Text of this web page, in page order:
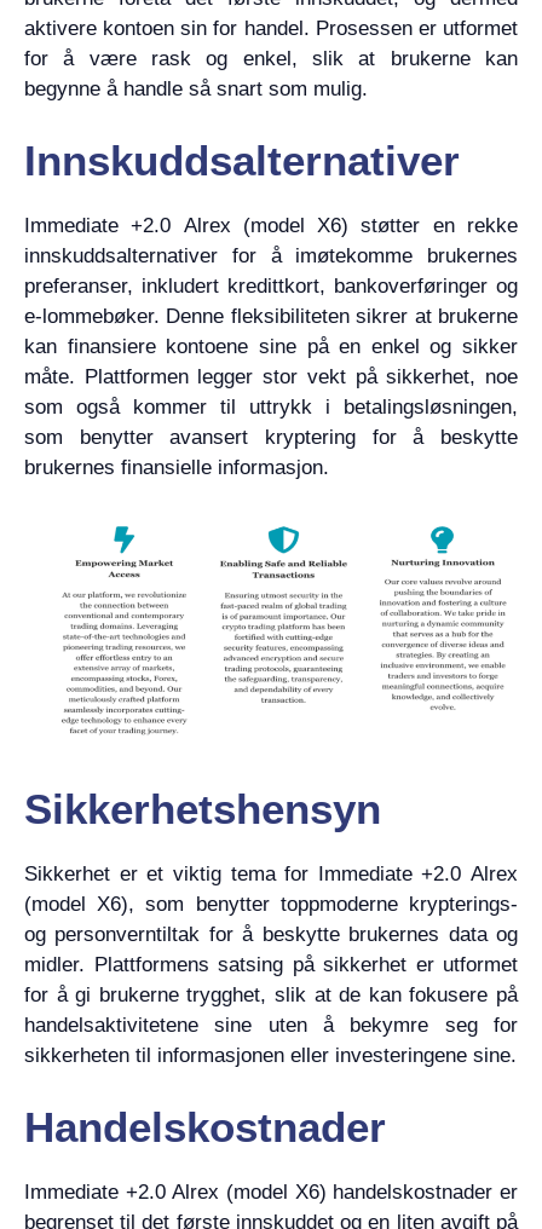
aktivere kontoen sin for handel. Prosessen er utformet
for å være rask og enkel, slik at brukerne kan
begynne å handle så snart som mulig.
Innskuddsalternativer
Immediate +2.0 Alrex (model X6) støtter en rekke
innskuddsalternativer for å imøtekomme brukernes
preferanser, inkludert kredittkort, bankoverføringer og
e-lommebøker. Denne fleksibiliteten sikrer at brukerne
kan finansiere kontoene sine på en enkel og sikker
måte. Plattformen legger stor vekt på sikkerhet, noe
som også kommer til uttrykk i betalingsløsningen,
som benytter avansert kryptering for å beskytte
brukernes finansielle informasjon.
Sikkerhetshensyn
Sikkerhet er et viktig tema for Immediate +2.0 Alrex
(model X6), som benytter toppmoderne krypterings-
og personverntiltak for å beskytte brukernes data og
midler. Plattformens satsing på sikkerhet er utformet
for å gi brukerne trygghet, slik at de kan fokusere på
handelsaktivitetene sine uten å bekymre seg for
sikkerheten til informasjonen eller investeringene sine.
Handelskostnader
Immediate +2.0 Alrex (model X6) handelskostnader er
begrenset til det første innskuddet og en liten avgift på